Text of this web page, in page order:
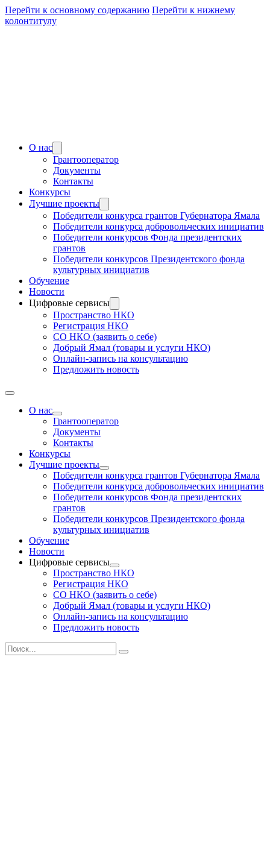
Перейти к основному содержанию Перейти к нижнему
колонтитулу
О нас
Грантооператор
Документы
Контакты
Конкурсы
Лучшие проекты
Победители конкурса грантов Губернатора Ямала
Победители конкурса добровольческих инициатив
Победители конкурсов Фонда президентских
грантов
Победители конкурсов Президентского фонда
культурных инициатив
Обучение
Новости
Цифровые сервисы
Пространство НКО
Регистрация НКО
СО НКО (заявить о себе)
Добрый Ямал (товары и услуги НКО)
Онлайн-запись на консультацию
Предложить новость
О нас
Грантооператор
Документы
Контакты
Конкурсы
Лучшие проекты
Победители конкурса грантов Губернатора Ямала
Победители конкурса добровольческих инициатив
Победители конкурсов Фонда президентских
грантов
Победители конкурсов Президентского фонда
культурных инициатив
Обучение
Новости
Цифровые сервисы
Пространство НКО
Регистрация НКО
СО НКО (заявить о себе)
Добрый Ямал (товары и услуги НКО)
Онлайн-запись на консультацию
Предложить новость
Поиск